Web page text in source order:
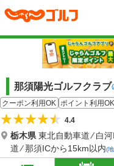
那須陽光ゴルフクラブ
クーポン利用OK ポイント利用OK
4.4
栃木県東北自動車道 ⁄ 白
道 ⁄ 那須ICから15km以内(